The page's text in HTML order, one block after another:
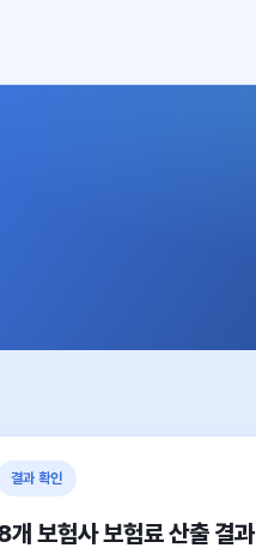
결과 확인
개 보험사 보험료 산출 결과